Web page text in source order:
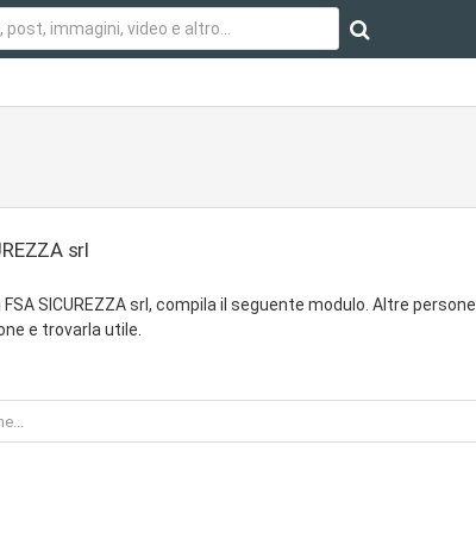
srl
SICUREZZA srl, compila il seguente modulo. Altre persone
e trovarla utile.